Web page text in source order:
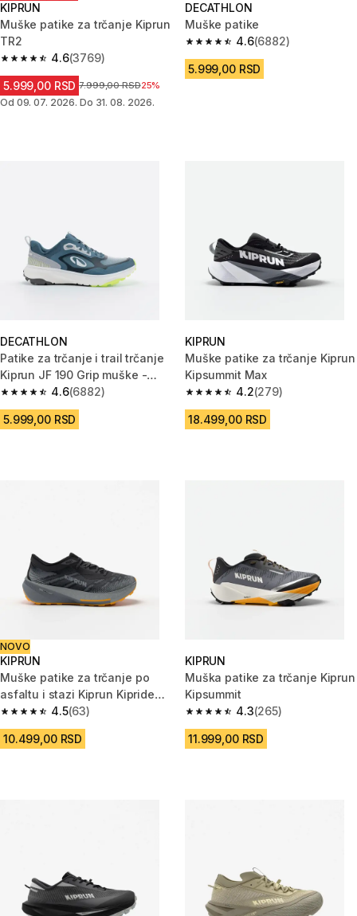
KIPRUN
Muške patike za trčanje Kiprun
TR2
4.6
4.6 od 5 zvezdica from 3769 Recenzije
(3769)
5.999,00 RSD Cena pre sniženja
7.999,00 RSD25%
Od 09. 07. 2026. Do 31. 08. 2026.
DECATHLON
Muške patike
4.6
4.6 od 5 zvezdica from 6882
(6882)
5.999,00 RSD
DECATHLON
Patike za trčanje i trail trčanje
Kiprun JF 190 Grip muške -
plave
4.6
4.6 od 5 zvezdica from 6882 Recenzije
(6882)
5.999,00 RSD
KIPRUN
Muške patike za trčanje Kiprun
Kipsummit Max
4.2
4.2 od 5 zvezdica from 279
(279)
18.499,00 RSD
NOVO
KIPRUN
Muške patike za trčanje po
asfaltu i stazi Kiprun Kipride
Gravel
4.5
4.5 od 5 zvezdica from 63 Recenzije
(63)
10.499,00 RSD
KIPRUN
Muška patike za trčanje Kiprun
Kipsummit
4.3
4.3 od 5 zvezdica from 265
(265)
11.999,00 RSD